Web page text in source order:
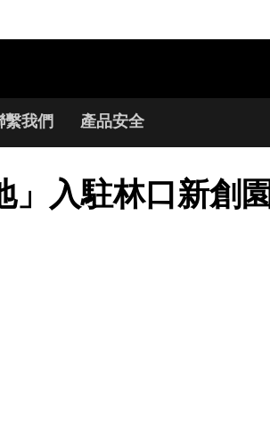
繫我們 產品安全
入駐林口新創園